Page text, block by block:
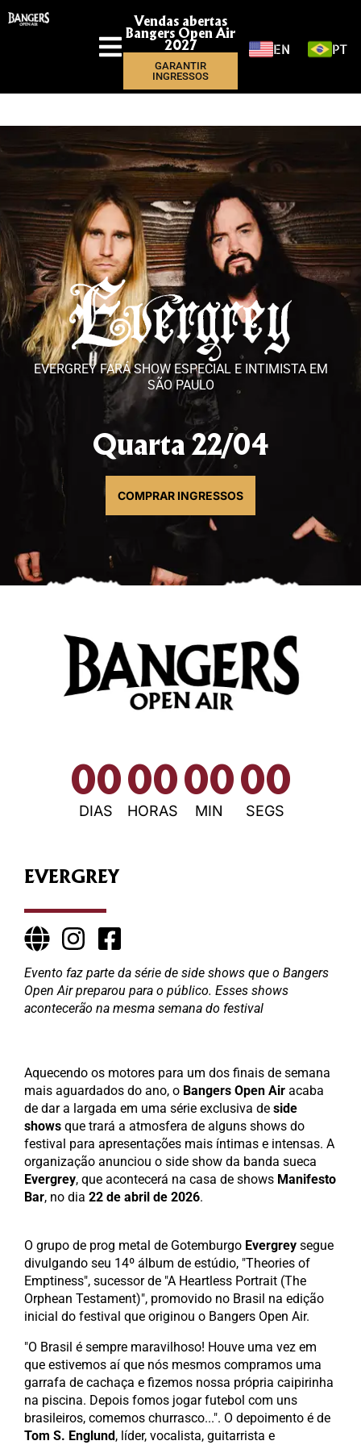
Vendas abertas
Bangers Open Air
2027
GARANTIR
INGRESSOS
EN PT
EVERGREY FARÁ SHOW ESPECIAL E INTIMISTA EM
SÃO PAULO
Quarta 22/04
COMPRAR INGRESSOS
00
DIAS
00
HORAS
00
MIN
00
SEGS
EVERGREY
Evento faz parte da série de side shows que o Bangers
Open Air preparou para o público. Esses shows
acontecerão na mesma semana do festival
Aquecendo os motores para um dos finais de semana
mais aguardados do ano, o Bangers Open Air acaba
de dar a largada em uma série exclusiva de side
shows que trará a atmosfera de alguns shows do
festival para apresentações mais íntimas e intensas. A
organização anunciou o side show da banda sueca
Evergrey, que acontecerá na casa de shows Manifesto
Bar, no dia 22 de abril de 2026.
O grupo de prog metal de Gotemburgo Evergrey segue
divulgando seu 14º álbum de estúdio, "Theories of
Emptiness", sucessor de "A Heartless Portrait (The
Orphean Testament)", promovido no Brasil na edição
inicial do festival que originou o Bangers Open Air.
"O Brasil é sempre maravilhoso! Houve uma vez em
que estivemos aí que nós mesmos compramos uma
garrafa de cachaça e fizemos nossa própria caipirinha
na piscina. Depois fomos jogar futebol com uns
brasileiros, comemos churrasco...". O depoimento é de
Tom S. Englund, líder, vocalista, guitarrista e